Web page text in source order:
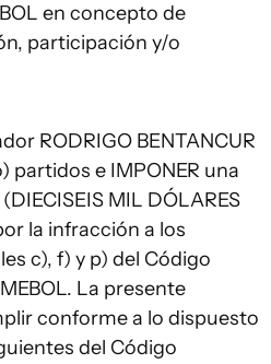
en concepto de
participación y/o
RODRIGO BENTANCUR
partidos e IMPONER una
MIL DÓLARES
la infracción a los
c), f) y p) del Código
La presente
conforme a lo dispuesto
del Código